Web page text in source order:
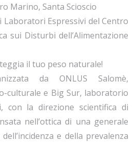
Marino, Santa Scioscio
Laboratori Espressivi del Centro
sui Disturbi dell’Alimentazione
il tuo peso naturale!
da ONLUS Salomè,
culturale e Big Sur, laboratorio
con la direzione scientifica di
nell’ottica di una generale
e della prevalenza